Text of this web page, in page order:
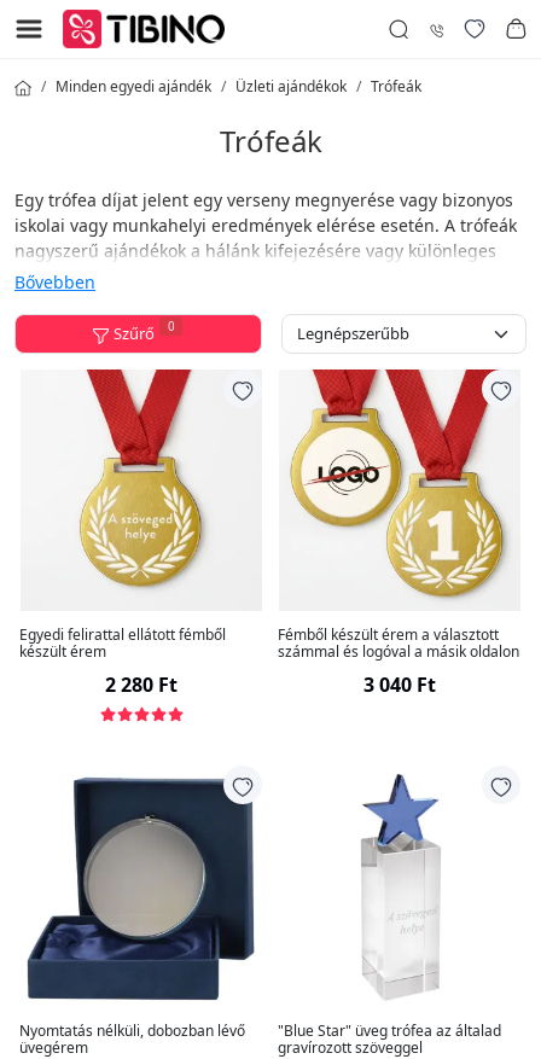
Minden egyedi ajándék Üzleti ajándékok Trófeák
Trófeák
Egy trófea díjat jelent egy verseny megnyerése vagy bizonyos
iskolai vagy munkahelyi eredmények elérése esetén. A trófeák
nagyszerű ajándékok a hálánk kifejezésére vagy különleges
alkalom alkalmából történő gratulálásra. Ebben a kategóriában
díjakból.
A trófea tervezését meglévő terveinkből választhatod ki, és
gravíroztathatod rá a kívánt feliratot.
Bővebben
Szűrő 0
Egyedi felirattal ellátott fémből
készült érem
2 280 Ft
Fémből készült érem a választott
számmal és logóval a másik oldalon
3 040 Ft
Nyomtatás nélküli, dobozban lévő
üvegérem
"Blue Star" üveg trófea az általad
gravírozott szöveggel